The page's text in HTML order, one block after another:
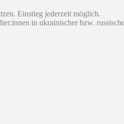
Einstieg jederzeit möglich.
in ukrainischer bzw.